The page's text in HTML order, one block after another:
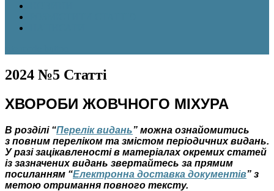
2024 №5 Статті
ХВОРОБИ ЖОВЧНОГО МІХУРА
В розділі “Перелік видань” можна ознайомитись
з повним переліком та змістом періодичних видань.
У разі зацікавленості в матеріалах окремих статей
із зазначених видань звертайтесь за прямим
посиланням “Електронна доставка документів” з
метою отримання повного тексту.